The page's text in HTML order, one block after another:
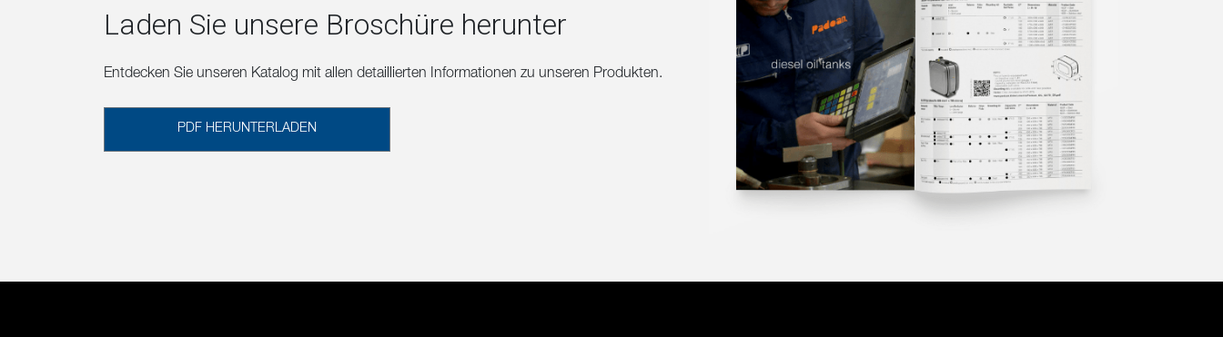
Laden Sie unsere Broschüre herunter
Entdecken Sie unseren Katalog mit allen detaillierten Informationen zu unseren Produkten.
PDF HERUNTERLADEN